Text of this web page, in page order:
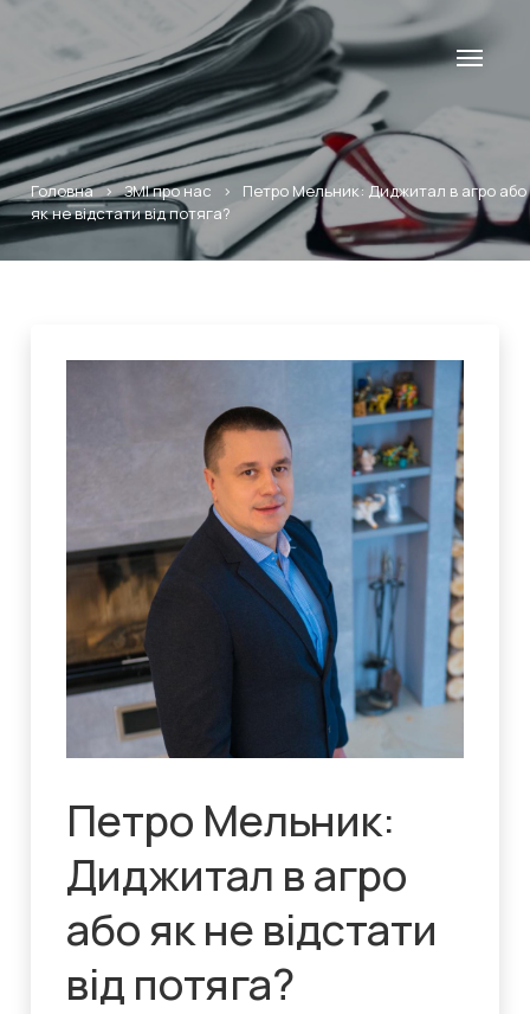
Головна>ЗМІ про нас > Петро Мельник: Диджитал в агро або
як не відстати від потяга?
Петро Мельник:
Диджитал в агро
або як не відстати
від потяга?